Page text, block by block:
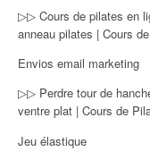
▷▷ Cours de pilates en
anneau pilates | Cours
Envios email marketing
▷▷ Perdre tour de
ventre plat | Cours de
Jeu élastique